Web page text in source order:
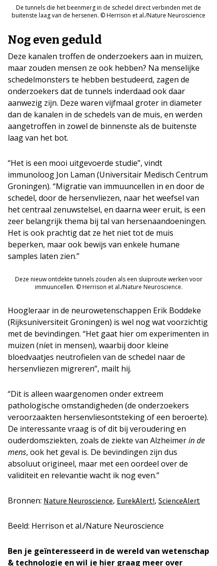
De tunnels die het beenmerg in de schedel direct verbinden met de
buitenste laag van de hersenen. © Herrison et al./Nature Neuroscience
Nog even geduld
Deze kanalen troffen de onderzoekers aan in muizen,
maar zouden mensen ze ook hebben? Na menselijke
schedelmonsters te hebben bestudeerd, zagen de
onderzoekers dat de tunnels inderdaad ook daar
aanwezig zijn. Deze waren vijfmaal groter in diameter
dan de kanalen in de schedels van de muis, en werden
aangetroffen in zowel de binnenste als de buitenste
laag van het bot.
“Het is een mooi uitgevoerde studie”, vindt
immunoloog Jon Laman (Universitair Medisch Centrum
Groningen). “Migratie van immuuncellen in en door de
schedel, door de hersenvliezen, naar het weefsel van
het centraal zenuwstelsel, en daarna weer eruit, is een
zeer belangrijk thema bij tal van hersenaandoeningen.
Het is ook prachtig dat ze het niet tot de muis
beperken, maar ook bewijs van enkele humane
samples laten zien.”
Deze nieuw ontdekte tunnels zouden als een sluiproute werken voor
immuuncellen. © Herrison et al./Nature Neuroscience.
Hoogleraar in de neurowetenschappen Erik Boddeke
(Rijksuniversiteit Groningen) is wel nog wat voorzichtig
met de bevindingen. “Het gaat hier om experimenten in
muizen (níet in mensen), waarbij door kleine
bloedvaatjes neutrofielen van de schedel naar de
hersenvliezen migreren”, mailt hij.
“Dit is alleen waargenomen onder extreem
pathologische omstandigheden (de onderzoekers
veroorzaakten hersenvliesontsteking of een beroerte).
De interessante vraag is of dit bij veroudering en
ouderdomsziekten, zoals de ziekte van Alzheimerin de
mens, ook het geval is. De bevindingen zijn dus
absoluut origineel, maar met een oordeel over de
validiteit en relevantie wacht ik nog even.”
Bronnen: Nature Neuroscience, EurekAlert!, ScienceAlert
Beeld: Herrison et al./Nature Neuroscience
Ben je geïnteresseerd in de wereld van wetenschap
& technologie en wil je hier graag meer over